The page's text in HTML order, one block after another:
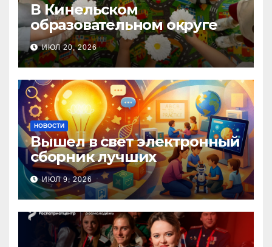
В Кинельском
образовательном округе
прошла Неделя правовой
помощи, посвящённая Дню
семьи, любви и верности
ИЮЛ 20, 2026
НОВОСТИ
Вышел в свет электронный
сборник лучших
инновационных практик
педагогов дошкольного
образования!
ИЮЛ 9, 2026